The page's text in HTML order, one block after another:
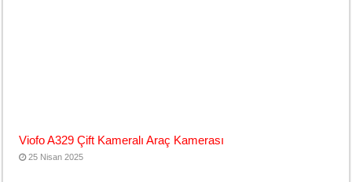
Viofo A329 Çift Kameralı Araç Kamerası
25 Nisan 2025